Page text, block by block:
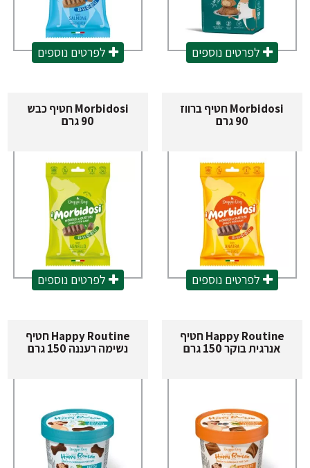
לפרטים נוספים לפרטים נוספים
Morbidosi חטיף ברווז
לפרטים נוספים
Morbidosi חטיף כבש
לפרטים נוספים
Happy Routine חטיף
אנרגית בוקר 150 גרם
Happy Routine חטיף
נשימה רעננה 150 גרם